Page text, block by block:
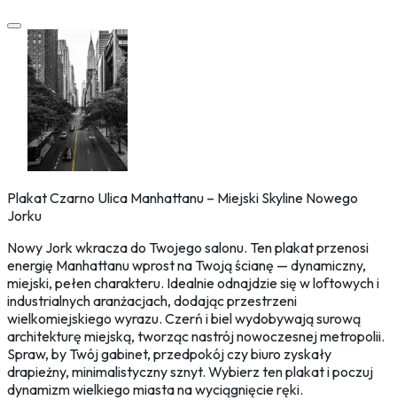
Plakat Czarno Ulica Manhattanu – Miejski Skyline Nowego
Jorku
Nowy Jork wkracza do Twojego salonu. Ten plakat przenosi
energię Manhattanu wprost na Twoją ścianę — dynamiczny,
miejski, pełen charakteru. Idealnie odnajdzie się w loftowych i
industrialnych aranżacjach, dodając przestrzeni
wielkomiejskiego wyrazu. Czerń i biel wydobywają surową
architekturę miejską, tworząc nastrój nowoczesnej metropolii.
Spraw, by Twój gabinet, przedpokój czy biuro zyskały
drapieżny, minimalistyczny sznyt. Wybierz ten plakat i poczuj
dynamizm wielkiego miasta na wyciągnięcie ręki.